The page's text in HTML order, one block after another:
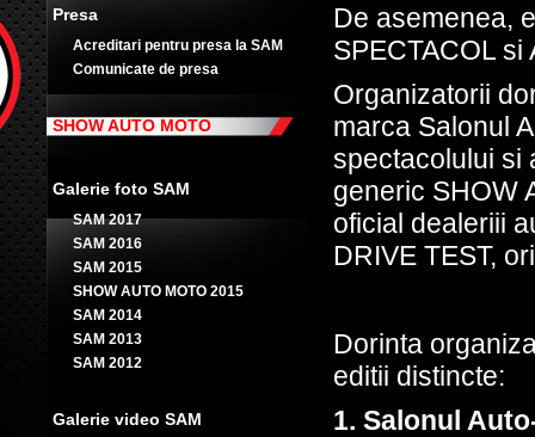
Presa
Acreditari pentru presa la SAM
Comunicate de presa
SHOW AUTO MOTO
Galerie foto SAM
SAM 2017
SAM 2016
SAM 2015
SHOW AUTO MOTO 2015
SAM 2014
SAM 2013
SAM 2012
Galerie video SAM
De asemenea,
SPECTACOL
Organizatorii
marca Salonul
spectacolului si
generic SHOW
oficial dealeriii
DRIVE TEST,
Dorinta
editii distincte:
1. Salonul